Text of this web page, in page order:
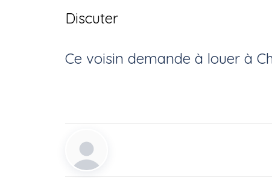
Discuter
Ce voisin demande à louerà